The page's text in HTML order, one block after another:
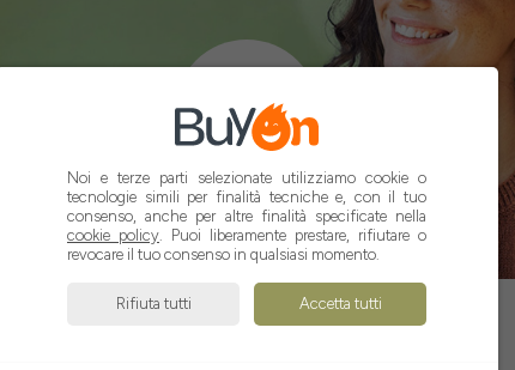
1,05%
ATTIVA CASHBACK
Noi e terze parti selezionate utilizziamo cookie o
tecnologie simili per finalità tecniche e, con il tuo
consenso, anche per altre finalità specificate nella
cookie policy . Puoi liberamente prestare, rifiutare o
revocare il tuo consenso in qualsiasi momento.
Rifiuta tutti Accetta tutti